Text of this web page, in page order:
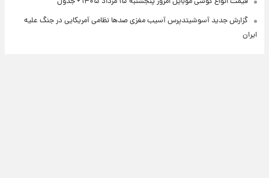
گزارش جدید آسوشیتدپرس آسیب مغزی صدها نظامی آمریکایی در جنگ علیه
ایران